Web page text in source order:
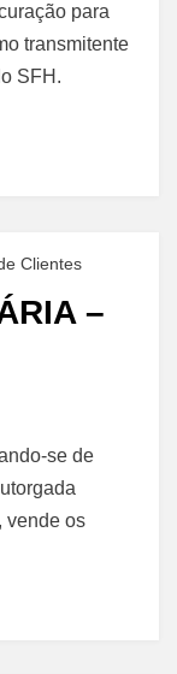
para
transmitente
SFH.
Clientes
–
se de
vende os